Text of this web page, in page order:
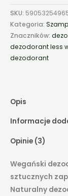
SKU:
Kategoria:
Znaczników:
dezodorant less
dezodorant
Opis
Informacje
Opinie (3)
Wegański
sztucznych
Naturalny